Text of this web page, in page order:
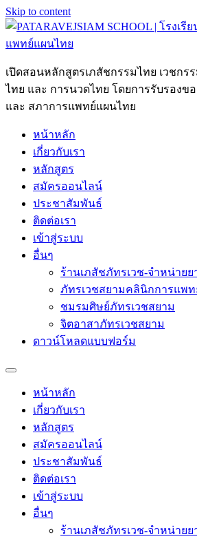
Skip to content
เปิดสอนหลักสูตรเภสัชกรรมไทย เวชกร
ไทย และ การนวดไทย โดยการรับรองข
และ สภาการแพทย์แผนไทย
หน้าหลัก
เกี่ยวกับเรา
หลักสูตร
สมัครออนไลน์
ประชาสัมพันธ์
ติดต่อเรา
เข้าสู่ระบบ
อื่นๆ
ร้านเภสัชภัทรเวช-จำหน่ายย
ภัทรเวชสยามคลินิกการแพท
ชมรมศิษย์ภัทรเวชสยาม
จิตอาสาภัทรเวชสยาม
ดาวน์โหลดแบบฟอร์ม
หน้าหลัก
เกี่ยวกับเรา
หลักสูตร
สมัครออนไลน์
ประชาสัมพันธ์
ติดต่อเรา
เข้าสู่ระบบ
อื่นๆ
ร้านเภสัชภัทรเวช-จำหน่ายย